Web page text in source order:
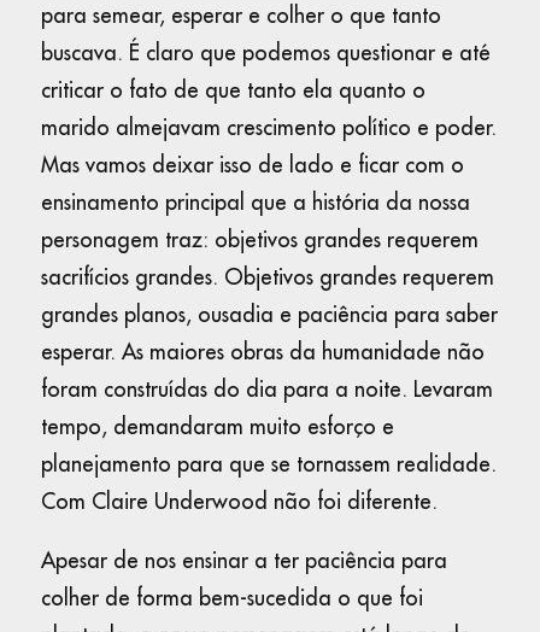
para semear, esperar e colher o que tanto
buscava. É claro que podemos questionar e até
criticar o fato de que tanto ela quanto o
marido almejavam crescimento político e poder.
Mas vamos deixar isso de lado e ficar com o
ensinamento principal que a história da nossa
personagem traz: objetivos grandes requerem
sacrifícios grandes. Objetivos grandes requerem
grandes planos, ousadia e paciência para saber
esperar. As maiores obras da humanidade não
foram construídas do dia para a noite. Levaram
tempo, demandaram muito esforço e
planejamento para que se tornassem realidade.
Com Claire Underwood não foi diferente.
Apesar de nos ensinar a ter paciência para
colher de forma bem-sucedida o que foi